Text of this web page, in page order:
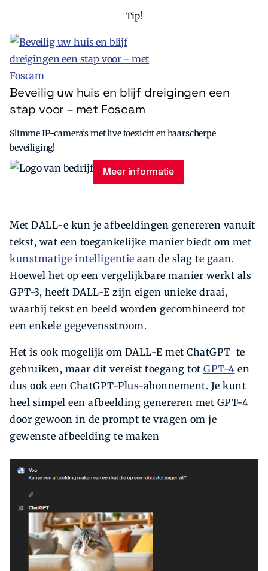
Tip!
Beveilig uw huis en blijf dreigingen een
stap voor – met Foscam
Slimme IP-camera’s met live toezicht en haarscherpe
beveiliging!
Meer informatie
Met DALL-e kun je afbeeldingen genereren vanuit
tekst, wat een toegankelijke manier biedt om met
kunstmatige intelligentie aan de slag te gaan.
Hoewel het op een vergelijkbare manier werkt als
GPT-3, heeft DALL-E zijn eigen unieke draai,
waarbij tekst en beeld worden gecombineerd tot
een enkele gegevensstroom.
Het is ook mogelijk om DALL-E met ChatGPT te
gebruiken, maar dit vereist toegang tot GPT-4 en
dus ook een ChatGPT-Plus-abonnement. Je kunt
heel simpel een afbeelding genereren met GPT-4
door gewoon in de prompt te vragen om je
gewenste afbeelding te maken